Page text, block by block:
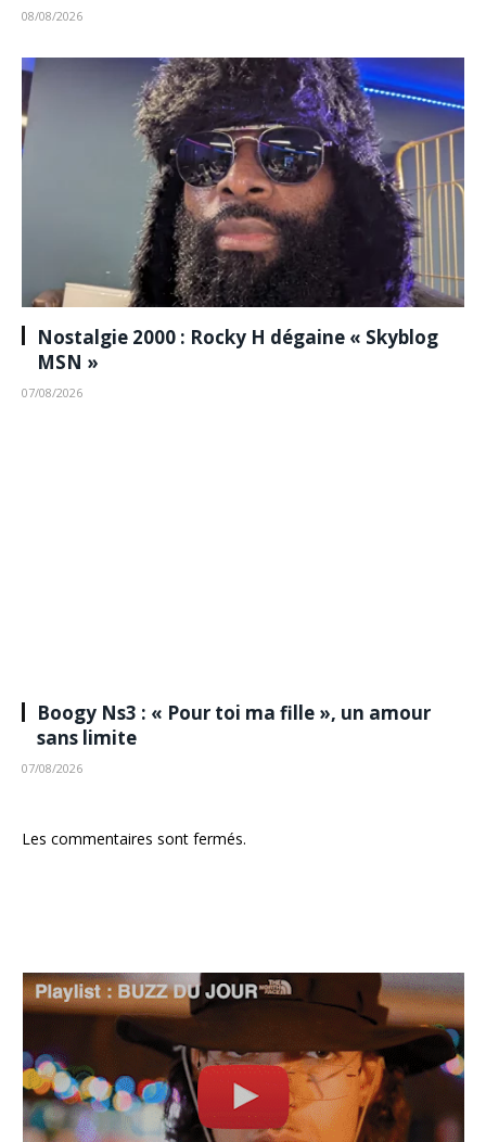
08/08/2026
Nostalgie 2000 : Rocky H dégaine « Skyblog
MSN »
07/08/2026
Boogy Ns3 : « Pour toi ma fille », un amour
sans limite
07/08/2026
Les commentaires sont fermés.